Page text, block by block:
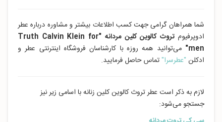
شما همراهان گرامی جهت کسب اطلاعات بیشتر و مشاوره درباره عطر
ادوپرفیومتروث کالوین کلین مردانه "Truth Calvin Klein for
men" می‌توانید همه روزه با کارشناسان فروشگاه اینترنتی عطر و
ادکلن "عطرسرا"تماس حاصل فرمایید.
لازم به ذکر است عطر تروث کالوین کلین زنانه با اسامی زیر نیز
جستجو می‌شود: